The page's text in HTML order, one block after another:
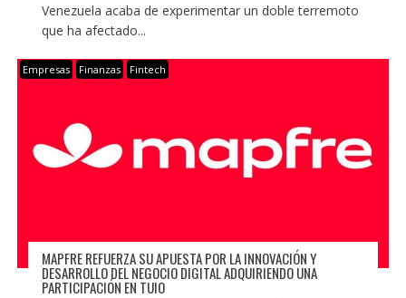
Venezuela acaba de experimentar un doble terremoto
que ha afectado...
Empresas Finanzas Fintech
MAPFRE REFUERZA SU APUESTA POR LA INNOVACIÓN Y
DESARROLLO DEL NEGOCIO DIGITAL ADQUIRIENDO UNA
PARTICIPACIÓN EN TUIO